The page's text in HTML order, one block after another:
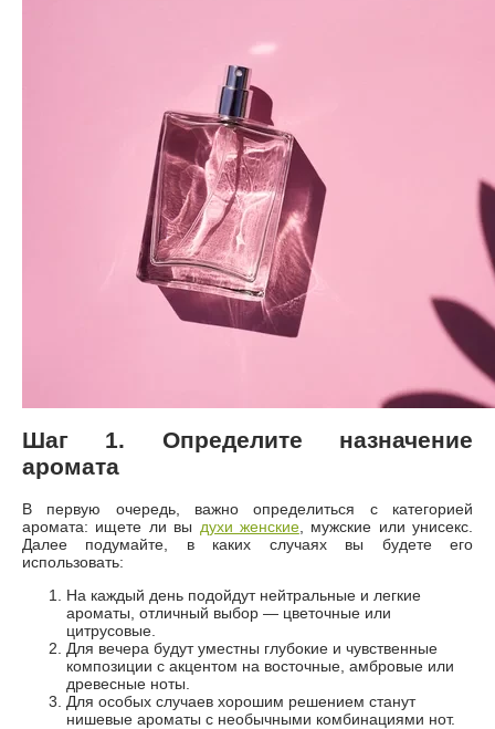
Шаг 1. Определите назначение
аромата
В первую очередь, важно определиться с категорией
аромата: ищете ли вы духи женские, мужские или унисекс.
Далее подумайте, в каких случаях вы будете его
использовать:
На каждый день подойдут нейтральные и легкие
ароматы, отличный выбор — цветочные или
цитрусовые.
Для вечера будут уместны глубокие и чувственные
композиции с акцентом на восточные, амбровые или
древесные ноты.
Для особых случаев хорошим решением станут
нишевые ароматы с необычными комбинациями нот.